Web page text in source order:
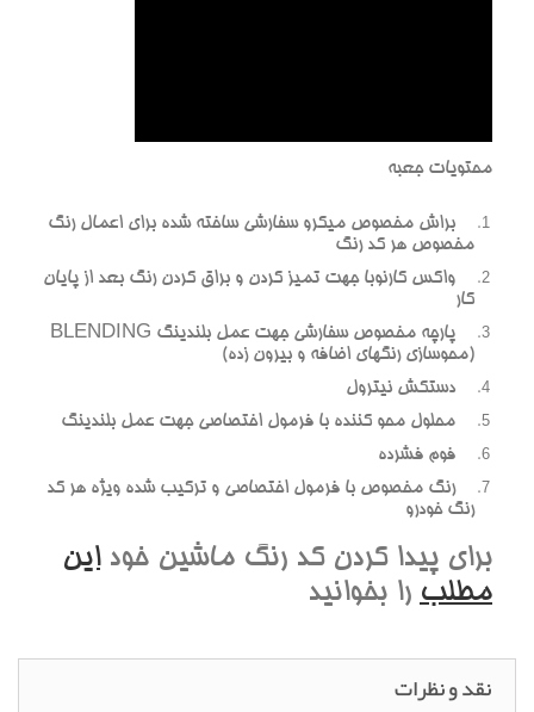
محتويات جعبه
براش مخصوص ميکرو سفارشي ساخته شده براي اعمال رنگ
مخصوص هر کد رنگ
واکس کارنوبا جهت تميز کردن و براق کردن رنگ بعد از پايان
کار
پارچه مخصوص سفارشي جهت عمل بلندينگ BLENDING
(محوسازي رنگهاي اضافه و بيرون زده)
دستکش نيترول
محلول محو کننده با فرمول اختصاصي جهت عمل بلندينگ
فوم فشرده
رنگ مخصوص با فرمول اختصاصي و ترکيب شده ويژه هر کد
رنگ خودرو
براي پيدا کردن کد رنگ ماشين خوداين
مطلب را بخوانيد
نقد و نظرات